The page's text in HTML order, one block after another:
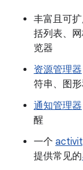
丰富且可
括列表、
览器
资源管理器
符串、图
通知管理器
醒
一个
提供常见的